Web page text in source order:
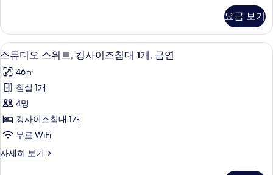
사
진
모
두
보
기
실
개,
연
자
세
히
보
기
요금 보기
스
튜
디
오
스
위
킹
객실 내 금고, 책상, 노트북 작업 공간,
10
스튜디오 스위트, 킹사이즈침대 1개, 금연
46㎡
침실 1개
4명
킹사이즈침대 1개
무료 WiFi
자세히 보기
스